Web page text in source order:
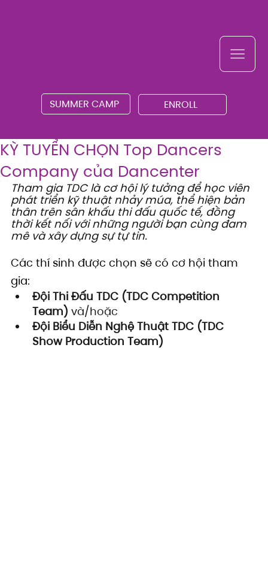
SUMMER CAMP ENROLL
KỲ TUYỂN CHỌN Top Dancers
Company của Dancenter
Tham gia TDC là cơ hội lý tưởng để học viên
phát triển kỹ thuật nhảy múa, thể hiện bản
thân trên sân khấu thi đấu quốc tế, đồng
thời kết nối với những người bạn cùng đam
mê và xây dựng sự tự tin.
Các thí sinh được chọn sẽ có cơ hội tham
gia:
Đội Thi Đấu TDC (TDC Competition
Team) và/hoặc
Đội Biểu Diễn Nghệ Thuật TDC (TDC
Show Production Team)